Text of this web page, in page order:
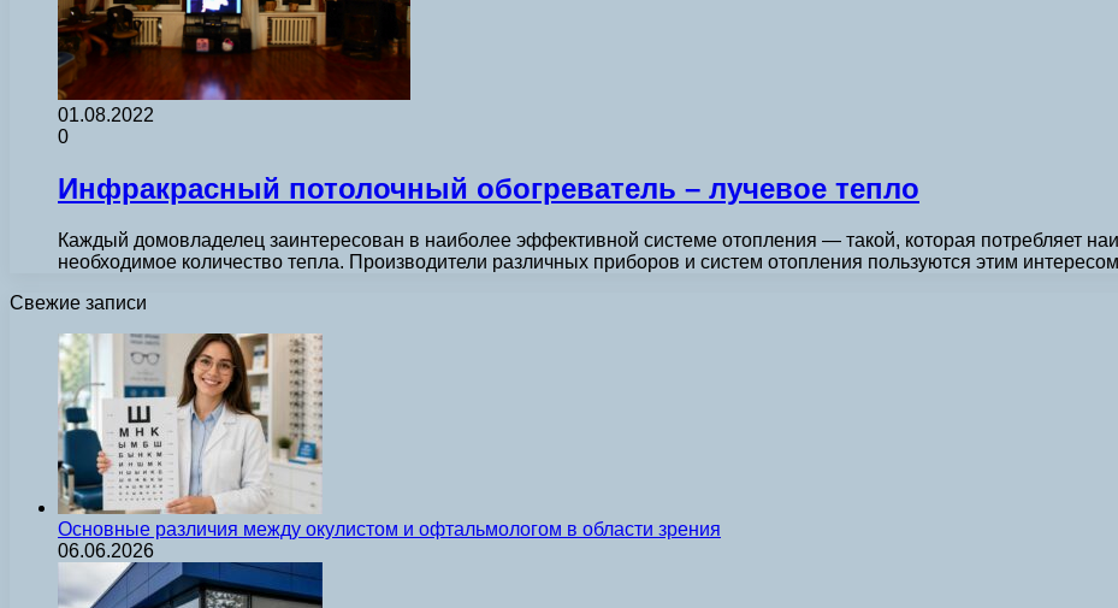
01.08.2022
0
Инфракрасный потолочный обогреватель – лучевое тепло
Каждый домовладелец заинтересован в наиболее эффективной системе отопления — такой, которая потребляет
необходимое количество тепла. Производители различных приборов и систем отопления пользуются этим
Свежие записи
Основные различия между окулистом и офтальмологом в области зрения
06.06.2026